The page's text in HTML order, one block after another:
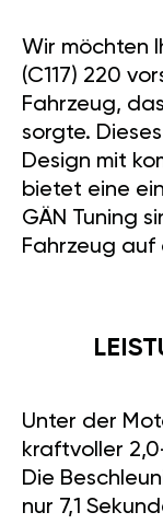
Wir möchten
(C117) 220
Fahrzeug,
sorgte.
Design mit
bietet eine
GÄN Tuning
Fahrzeug auf
Unter der
kraftvoller
Die
nur 7,1